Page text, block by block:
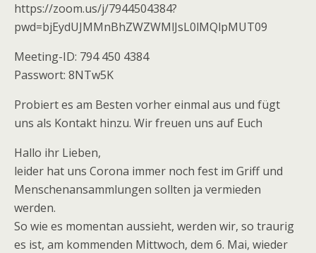
https://zoom.us/j/7944504384?
pwd=bjEydUJMMnBhZWZWMlJsL0lMQlpMUT09
Meeting-ID: 794 450 4384
Passwort: 8NTw5K
Probiert es am Besten vorher einmal aus und fügt
uns als Kontakt hinzu. Wir freuen uns auf Euch
Hallo ihr Lieben,
leider hat uns Corona immer noch fest im Griff und
Menschenansammlungen sollten ja vermieden
werden.
So wie es momentan aussieht, werden wir, so traurig
es ist, am kommenden Mittwoch, dem 6. Mai, wieder